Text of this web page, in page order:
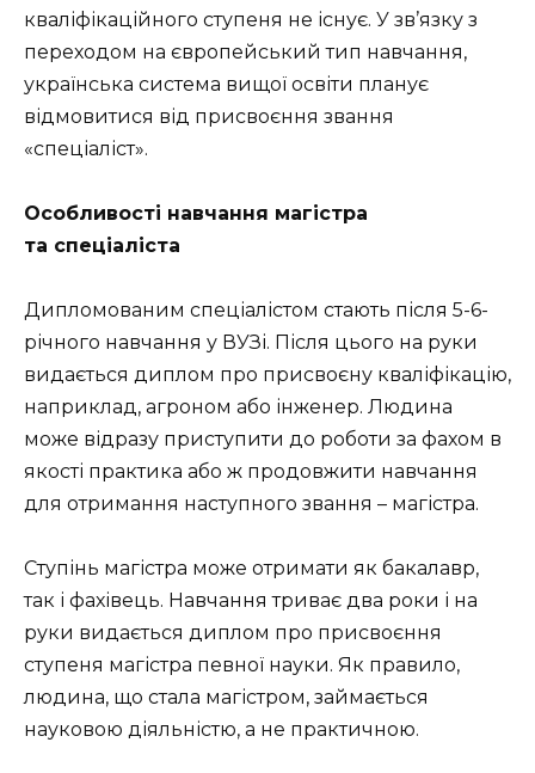
кваліфікаційного ступеня не існує. У зв’язку з
переходом на європейський тип навчання,
українська система вищої освіти планує
відмовитися від присвоєння звання
«спеціаліст».
Особливості навчання магістра
та спеціаліста
Дипломованим спеціалістом стають після 5-6-
річного навчання у ВУЗі. Після цього на руки
видається диплом про присвоєну кваліфікацію,
наприклад, агроном або інженер. Людина
може відразу приступити до роботи за фахом в
якості практика або ж продовжити навчання
для отримання наступного звання – магістра.
Ступінь магістра може отримати як бакалавр,
так і фахівець. Навчання триває два роки і на
руки видається диплом про присвоєння
ступеня магістра певної науки. Як правило,
людина, що стала магістром, займається
науковою діяльністю, а не практичною.